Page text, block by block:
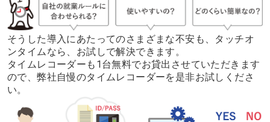
そうした導入にあたってのさまざまな不安も、タッチオ
ンタイムなら、お試しで解決できます。
タイムレコーダーも1台無料でお貸出させていただきます
ので、弊社自慢のタイムレコーダーを是非お試しくださ
い。